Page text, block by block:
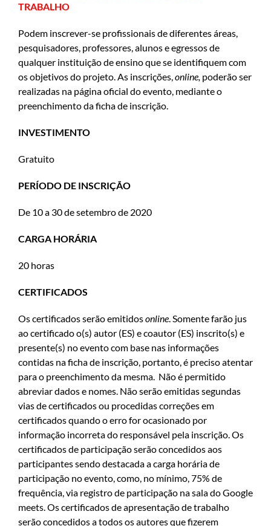
TRABALHO
Podem inscrever-se profissionais de diferentes áreas,
pesquisadores, professores, alunos e egressos de
qualquer instituição de ensino que se identifiquem com
os objetivos do projeto. As inscrições,online, poderão ser
realizadas na página oficial do evento, mediante o
preenchimento da ficha de inscrição.
INVESTIMENTO
Gratuito
PERÍODO DE INSCRIÇÃO
De 10 a 30 de setembro de 2020
CARGA HORÁRIA
20 horas
CERTIFICADOS
Os certificados serão emitidosonline. Somente farão jus
ao certificado o(s) autor (ES) e coautor (ES) inscrito(s) e
presente(s) no evento com base nas informações
contidas na ficha de inscrição, portanto, é preciso atentar
para o preenchimento da mesma. Não é permitido
abreviar dados e nomes. Não serão emitidas segundas
vias de certificados ou procedidas correções em
certificados quando o erro for ocasionado por
informação incorreta do responsável pela inscrição. Os
certificados de participação serão concedidos aos
participantes sendo destacada a carga horária de
participação no evento, como, no mínimo, 75% de
frequência, via registro de participação na sala do Google
meets. Os certificados de apresentação de trabalho
serão concedidos a todos os autores que fizerem